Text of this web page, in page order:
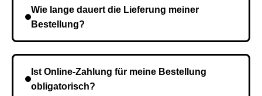
Wie lange dauert die Lieferung meiner
Bestellung?
Kurierdienst und die Zeit hängt davon ab.
Ist Online-Zahlung für meine Bestellung
obligatorisch?